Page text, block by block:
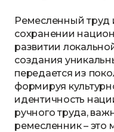
Ремесленный труд
сохранении
развитии
создания
передается из
формируя
идентичность
ручного труда,
ремесленник – это